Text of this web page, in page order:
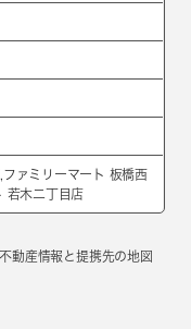
ファミリーマート 板橋西
若木二丁目店
動産情報と提携先の地図